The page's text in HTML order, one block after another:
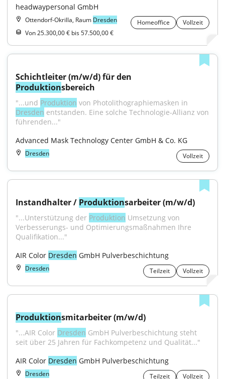
headwaypersonal GmbH
Ottendorf-Okrilla, Raum Dresden Homeoffice
Vollzeit
Von 25.300,00 € bis 57.500,00 €
Produktionsbereich
"...und Produktion
Dresden entstanden. Eine solche Technologie-Allianz von
führenden..."
Advanced Mask Technology Center GmbH & Co. KG
Dresden Vollzeit
Instandhalter / Produktionsarbeiter (m/w/d)
"...Unterstützung der Produktion Umsetzung von
Verbesserungs- und Optimierungsmaßnahmen Ihre
Qualifikation..."
AIR Color Dresden GmbH Pulverbeschichtung
Dresden Teilzeit Vollzeit
Produktionsmitarbeiter (m/w/d)
"...AIR Color Dresden GmbH Pulverbeschichtung steht
seit über 25 Jahren für Fachkompetenz und Qualität..."
AIR Color Dresden GmbH Pulverbeschichtung
Dresden Teilzeit Vollzeit